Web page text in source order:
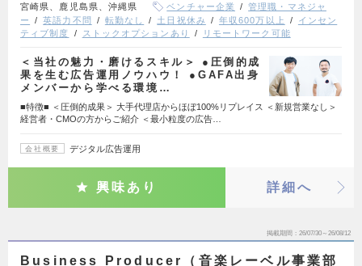
宮崎県、鹿児島県、沖縄県
ベンチャー企業
管理職・マネジャ
ー
英語力不問 転勤なし 土日祝休み 年収600万以上
インセン
ティブ制度
ストックオプションあり リモートワーク可能
＜当社の魅力・磨けるスキル＞ ●圧倒的成
果を生む広告運用ノウハウ！ ●GAFA出身
メンバーから学べる環境…
■特徴■ ＜圧倒的成果＞ 大手代理店からほぼ100%リプレイス ＜新規営業なし＞
経営者・CMOの方からご紹介 ＜最小粒度の広告…
会社概要 デジタル広告運用
興味あり 詳細へ
掲載期間 26/07/30～26/08/12
Business Producer（音楽レーベル事業部